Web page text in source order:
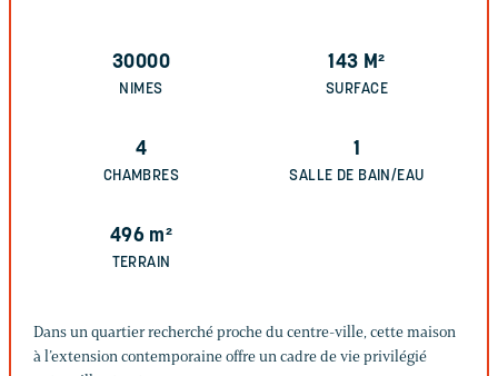
30000
NIMES
143 M²
SURFACE
4
CHAMBRES
1
SALLE DE BAIN/EAU
496 m²
TERRAIN
Dans un quartier recherché proche du centre-ville, cette maison
à l’extension contemporaine offre un cadre de vie privilégié